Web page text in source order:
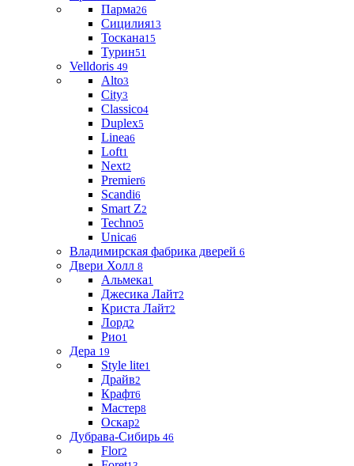
Парма26
Сицилия13
Тоскана15
Турин51
Velldoris 49
Alto3
City3
Classico4
Duplex5
Linea6
Loft1
Next2
Premier6
Scandi6
Smart Z2
Techno5
Unica6
Владимирская фабрика дверей 6
Двери Холл 8
Альмека1
Джесика Лайт2
Криста Лайт2
Лорд2
Рио1
Дера 19
Style lite1
Драйв2
Крафт6
Мастер8
Оскар2
Дубрава-Сибирь 46
Flor2